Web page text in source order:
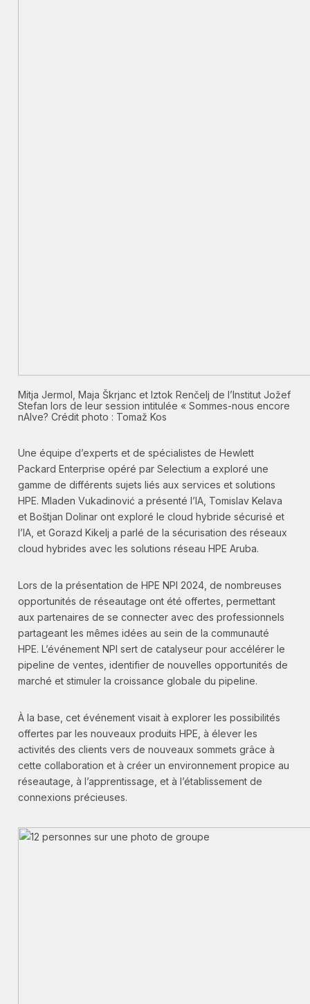
Mitja Jermol, Maja Škrjanc et Iztok Renčelj de l’Institut Jožef
Stefan lors de leur session intitulée « Sommes-nous encore
nAIve? Crédit photo : Tomaž Kos
Une équipe d’experts et de spécialistes de Hewlett
Packard Enterprise opéré par Selectium a exploré une
gamme de différents sujets liés aux services et solutions
HPE. Mladen Vukadinović a présenté l’IA, Tomislav Kelava
et Boštjan Dolinar ont exploré le cloud hybride sécurisé et
l’IA, et Gorazd Kikelj a parlé de la sécurisation des réseaux
cloud hybrides avec les solutions réseau HPE Aruba.
Lors de la présentation de HPE NPI 2024, de nombreuses
opportunités de réseautage ont été offertes, permettant
aux partenaires de se connecter avec des professionnels
partageant les mêmes idées au sein de la communauté
HPE. L’événement NPI sert de catalyseur pour accélérer le
pipeline de ventes, identifier de nouvelles opportunités de
marché et stimuler la croissance globale du pipeline.
À la base, cet événement visait à explorer les possibilités
offertes par les nouveaux produits HPE, à élever les
activités des clients vers de nouveaux sommets grâce à
cette collaboration et à créer un environnement propice au
réseautage, à l’apprentissage, et à l’établissement de
connexions précieuses.